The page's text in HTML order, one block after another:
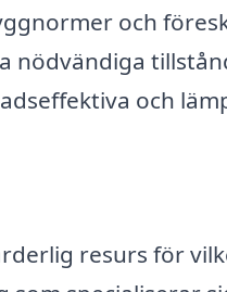
och
nödvändiga
och
resurs för